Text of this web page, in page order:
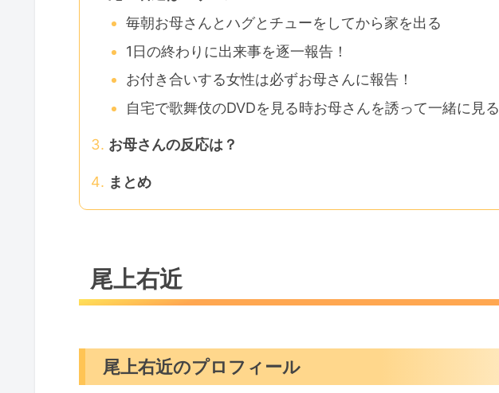
毎朝お母さんとハグとチューをしてから家を出る
1日の終わりに出来事を逐一報告！
お付き合いする女性は必ずお母さんに報告！
自宅で歌舞伎のDVDを見る時お母さんを誘って一緒に見る
お母さんの反応は？
まとめ
尾上右近
尾上右近のプロフィール